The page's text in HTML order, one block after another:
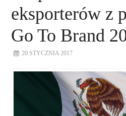
KONTAKT
eksporterów z
Go To Brand
20 STYCZNIA 2017